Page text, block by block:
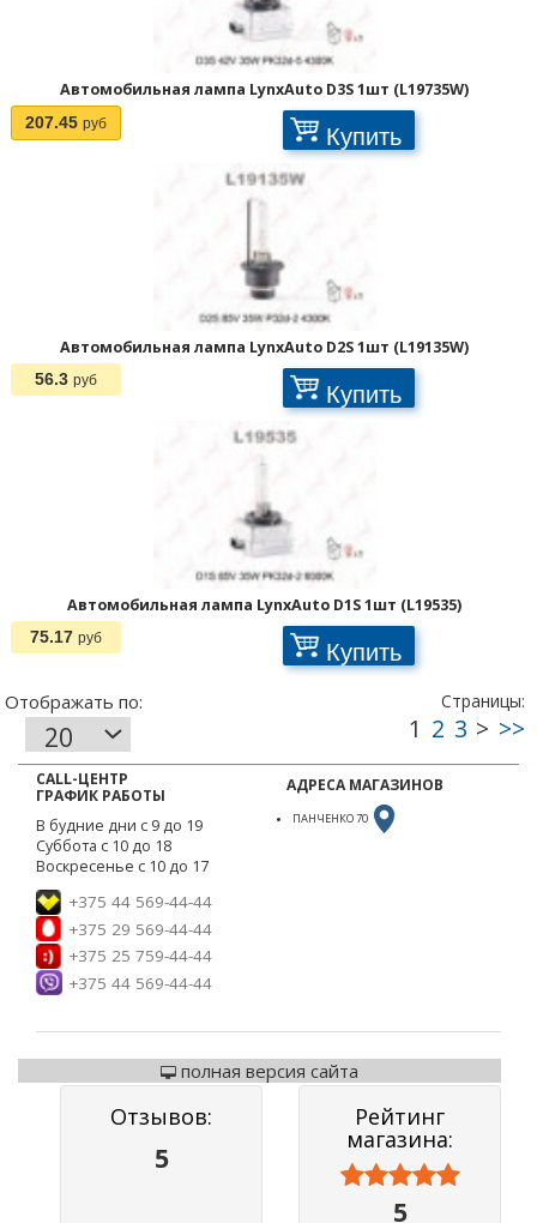
Автомобильная лампа LynxAuto D3S 1шт (L19735W)
207.45 руб Купить
Автомобильная лампа LynxAuto D2S 1шт (L19135W)
56.3 руб Купить
Автомобильная лампа LynxAuto D1S 1шт (L19535)
75.17 руб Купить
Страницы:
CALL-ЦЕНТР
ГРАФИК РАБОТЫ
В будние дни с 9 до 19
Суббота с 10 до 18
Воскресенье с 10 до 17
+375 44 569-44-44
+375 29 569-44-44
+375 25 759-44-44
+375 44 569-44-44
АДРЕСА МАГАЗИНОВ
ПАНЧЕНКО 70
полная версия сайта
Отзывов:
5
Рейтинг
магазина:



5